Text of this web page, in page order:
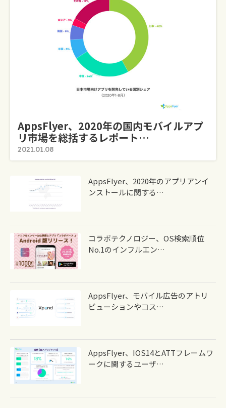
AppsFlyer、2020年の国内モバイルアプ
リ市場を総括するレポート…
2021.01.08
AppsFlyer、2020年のアプリアンイ
ンストールに関する…
コラボテクノロジー、OS検索順位
No.1のインフルエン…
AppsFlyer、モバイル広告のアトリ
ビューションやコス…
AppsFlyer、iOS14とATTフレームワ
ークに関するユーザ…